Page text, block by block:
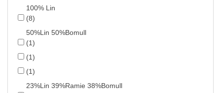
100% Lin
(8)
50%Lin 50%Bomull
(1)
(1)
(1)
23%Lin 39%Ramie 38%Bomull